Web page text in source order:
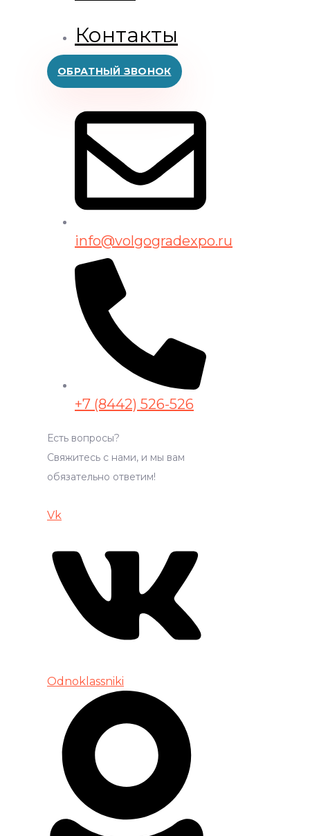
Контакты
ОБРАТНЫЙ ЗВОНОК
info@volgogradexpo.ru
+7 (8442) 526-526
Есть вопросы?
Свяжитесь с нами, и мы вам
обязательно ответим!
Vk
Odnoklassniki